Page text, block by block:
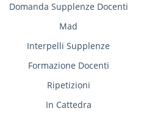
Domanda Supplenze Docenti
Mad
Interpelli Supplenze
Formazione Docenti
Ripetizioni
In Cattedra